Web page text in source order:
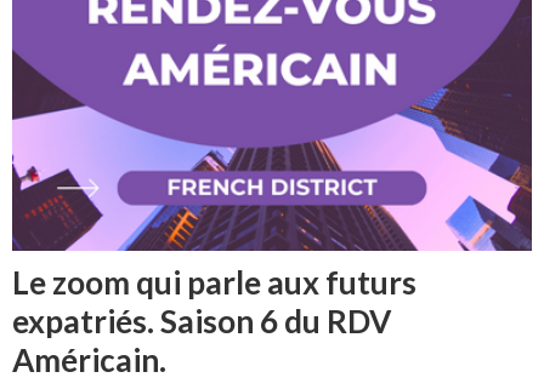
Le zoom qui parle aux futurs
expatriés. Saison 6 du RDV
Américain.